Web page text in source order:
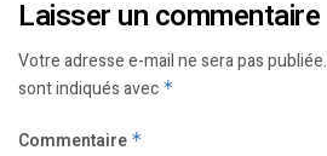
Laisser un commentaire
Votre adresse e-mail ne sera pas publiée.
sont indiqués avec *
Commentaire *